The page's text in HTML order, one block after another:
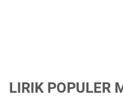
LIRIK POPULER